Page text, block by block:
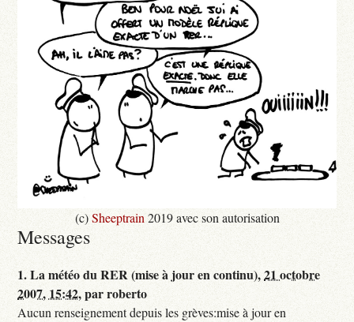
(c)Sheeptrain 2019 avec son autorisation
Messages
1.La météo du RER (mise à jour en continu),21 octobre
2007, 15:42,parroberto
Aucun renseignement depuis les grèves:mise à jour en